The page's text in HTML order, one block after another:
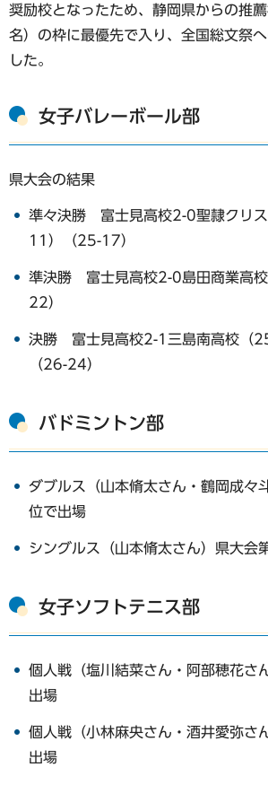
奨励校となったため、静岡県からの推
名）の枠に最優先で入り、全国総文祭
した。
女子バレーボール部
県大会の結果
準々決勝 富士見高校2-0聖隷クリ
11）（25-17）
準決勝 富士見高校2-0島田商業高
22）
決勝 富士見高校2-1三島南高校（
（26-24）
バドミントン部
ダブルス（山本脩太さん・鶴岡成々
位で出場
シングルス（山本脩太さん）県大会
女子ソフトテニス部
個人戦（塩川結菜さん・阿部穂花さ
出場
個人戦（小林麻央さん・酒井愛弥さ
出場